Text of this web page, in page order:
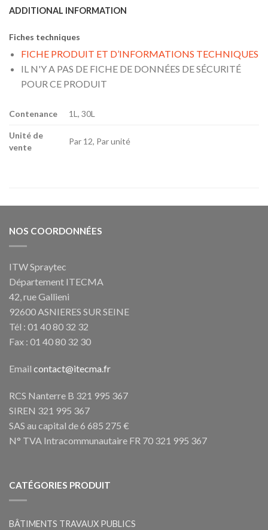
ADDITIONAL INFORMATION
Fiches techniques
FICHE PRODUIT ET D’INFORMATIONS TECHNIQUES
IL N'Y A PAS DE FICHE DE DONNÉES DE SÉCURITÉ
POUR CE PRODUIT
Contenance 1L, 30L
Unité de
vente
Par 12, Par unité
NOS COORDONNÉES
ITW Spraytec
Département ITECMA
42, rue Gallieni
92600 ASNIERES SUR SEINE
Tél : 01 40 80 32 32
Fax : 01 40 80 32 30
Email contact@itecma.fr
RCS Nanterre B 321 995 367
SIREN 321 995 367
SAS au capital de 6 685 275 €
N° TVA Intracommunautaire FR 70 321 995 367
CATÉGORIES PRODUIT
BÂTIMENTS TRAVAUX PUBLICS